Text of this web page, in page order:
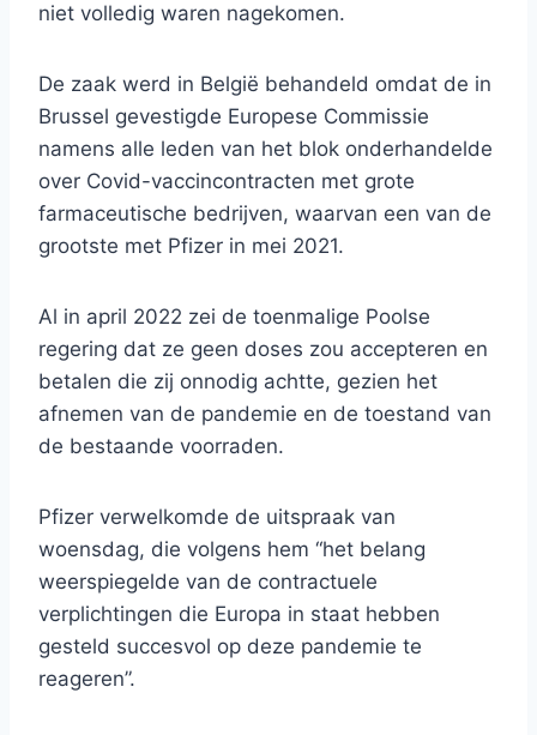
niet volledig waren nagekomen.
De zaak werd in België behandeld omdat de in
Brussel gevestigde Europese Commissie
namens alle leden van het blok onderhandelde
over Covid-vaccincontracten met grote
farmaceutische bedrijven, waarvan een van de
grootste met Pfizer in mei 2021.
Al in april 2022 zei de toenmalige Poolse
regering dat ze geen doses zou accepteren en
betalen die zij onnodig achtte, gezien het
afnemen van de pandemie en de toestand van
de bestaande voorraden.
Pfizer verwelkomde de uitspraak van
woensdag, die volgens hem “het belang
weerspiegelde van de contractuele
verplichtingen die Europa in staat hebben
gesteld succesvol op deze pandemie te
reageren”.